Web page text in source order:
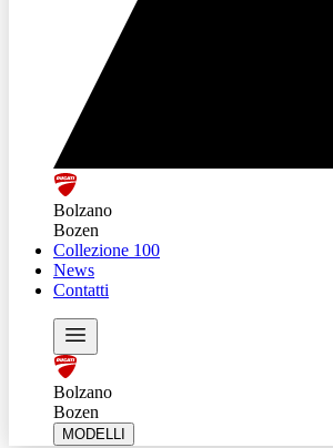
Bolzano
Bozen
Collezione 100
News
Contatti
Bolzano
Bozen
MODELLI